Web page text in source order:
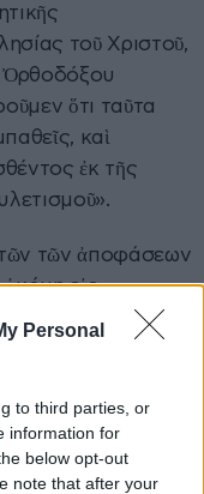
Personal
to third parties, or
information for
below opt-out
note that after your
τοῦ Χριστοῦ,
Ὀρθοδόξου
ὅτι ταῦτα
καὶ
ἐκ τῆς
τῶν ἀποφάσεων
εἰς
μὲ τὸ
τῆς Ὀρθοδόξου